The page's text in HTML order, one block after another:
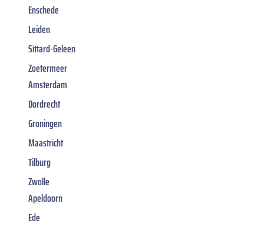
Enschede
Leiden
Sittard-Geleen
Zoetermeer
Amsterdam
Dordrecht
Groningen
Maastricht
Tilburg
Zwolle
Apeldoorn
Ede